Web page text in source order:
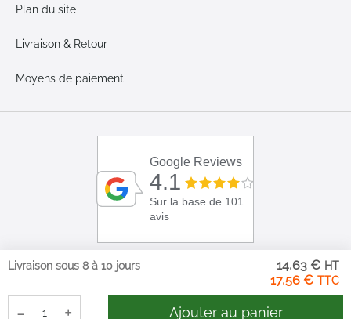
17,56 €
14,63 €
Livraison sous 8 à 10 jours
- + Ajouter au panier
Plan du site
Livraison & Retour
Moyens de paiement
Google Reviews
4.1
Sur la base de 101
avis